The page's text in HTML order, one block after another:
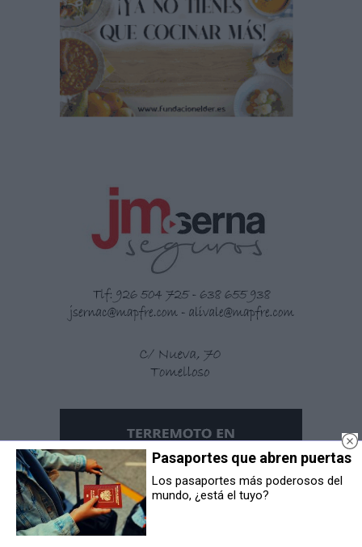
Pasaportes que abren puertas
Los pasaportes más poderosos del
mundo, ¿está el tuyo?